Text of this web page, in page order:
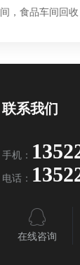
间回收，医疗车间回
联系我们
手机：
电话：
在线咨询